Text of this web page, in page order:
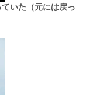
いた（元には戻っ